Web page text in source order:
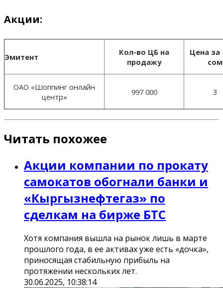
Акции:
Эмитент
Кол-во ЦБ на
продажу
Цена за
сом
ОАО «Шоппинг онлайн
центр»
997 000 3
Читать похожее
Акции компании по прокату
самокатов обогнали банки и
«Кыргызнефтегаз» по
сделкам на бирже БТС
Хотя компания вышла на рынок лишь в марте
прошлого года, в ее активах уже есть «дочка»,
приносящая стабильную прибыль на
протяжении нескольких лет.
30.06.2025, 10:38:14